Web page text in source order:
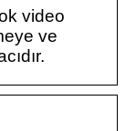
video
ve